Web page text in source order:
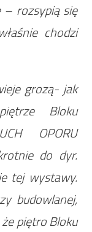
– rozsypią się
chodzi
grozą- jak
Bloku
OPORU
do dyr.
tej wystawy.
budowlanej,
piętro Bloku